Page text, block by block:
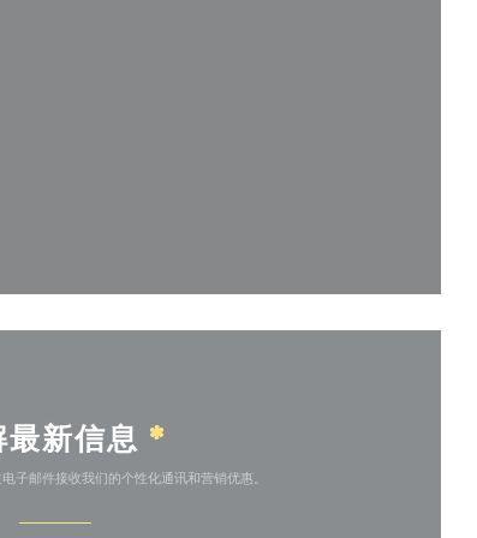
最新信息 *
子邮件接收我们的个性化通讯和营销优惠。